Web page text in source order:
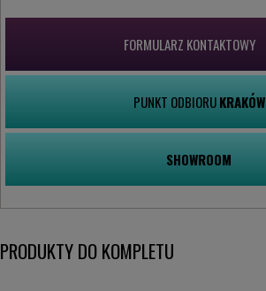
FORMULARZ KONTAKTOWY
PUNKT ODBIORUKRAKÓW
SHOWROOM
PRODUKTY DO KOMPLETU